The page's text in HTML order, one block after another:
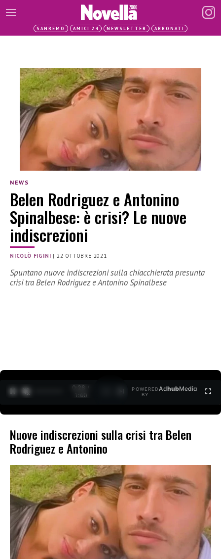
SANREMO AMICI 24 NEWSLETTER ABBONATI
NEWS
Belen Rodriguez e Antonino
Spinalbese: è crisi? Le nuove
indiscrezioni
NICOLÒ FIGINI | 22 OTTOBRE 2021
Spuntano nuove indiscrezioni sulla chiacchierata presunta
crisi tra Belen Rodriguez e Antonino Spinalbese
0:29 /
1:40
POWERED
BY
AdhubMedia
Nuove indiscrezioni sulla crisi tra Belen
Rodriguez e Antonino